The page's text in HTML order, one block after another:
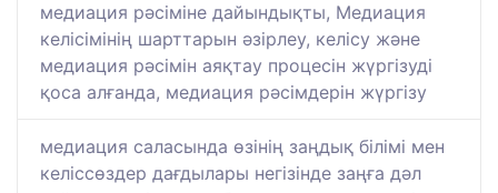
медиация рәсіміне дайындықты, Медиация
келісімінің шарттарын әзірлеу, келісу және
медиация рәсімін аяқтау процесін жүргізуді
қоса алғанда, медиация рәсімдерін жүргізу
медиация саласында өзінің заңдық білімі мен
келіссөздер дағдылары негізінде заңға дәл